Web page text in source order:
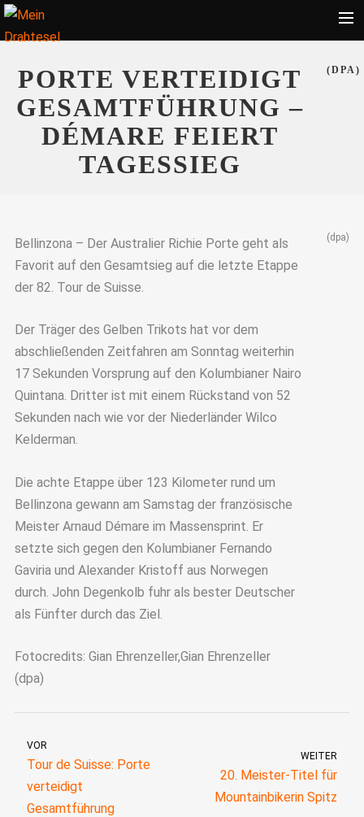
PORTE VERTEIDIGT
GESAMTFÜHRUNG –
DÉMARE FEIERT
TAGESSIEG
(DPA)
Bellinzona – Der Australier Richie Porte geht als
Favorit auf den Gesamtsieg auf die letzte Etappe
der 82. Tour de Suisse.
Der Träger des Gelben Trikots hat vor dem
abschließenden Zeitfahren am Sonntag weiterhin
17 Sekunden Vorsprung auf den Kolumbianer Nairo
Quintana. Dritter ist mit einem Rückstand von 52
Sekunden nach wie vor der Niederländer Wilco
Kelderman.
Die achte Etappe über 123 Kilometer rund um
Bellinzona gewann am Samstag der französische
Meister Arnaud Démare im Massensprint. Er
setzte sich gegen den Kolumbianer Fernando
Gaviria und Alexander Kristoff aus Norwegen
durch. John Degenkolb fuhr als bester Deutscher
als Fünfter durch das Ziel.
Fotocredits: Gian Ehrenzeller,Gian Ehrenzeller
(dpa)
(dpa)
VOR
Tour de Suisse: Porte
verteidigt
Gesamtführung
WEITER
20. Meister-Titel für
Mountainbikerin Spitz